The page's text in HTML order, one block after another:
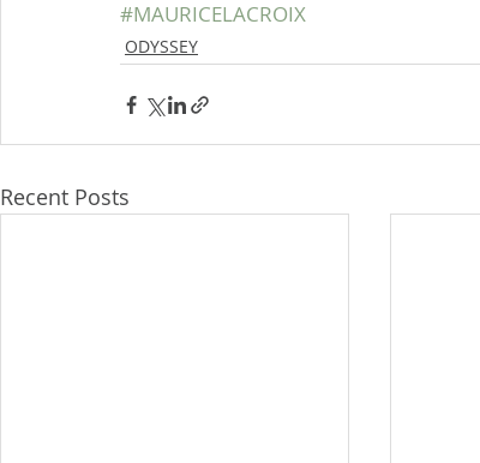
#MAURICELACROIX
ODYSSEY
Recent Posts